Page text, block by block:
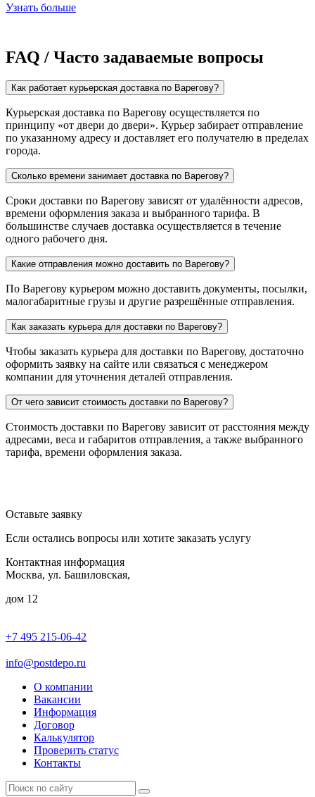
Узнать больше
FAQ / Часто задаваемые вопросы
Как работает курьерская доставка по Варегову?
Курьерская доставка по Варегову осуществляется по
принципу «от двери до двери». Курьер забирает отправление
по указанному адресу и доставляет его получателю в пределах
города.
Сколько времени занимает доставка по Варегову?
Сроки доставки по Варегову зависят от удалённости адресов,
времени оформления заказа и выбранного тарифа. В
большинстве случаев доставка осуществляется в течение
одного рабочего дня.
Какие отправления можно доставить по Варегову?
По Варегову курьером можно доставить документы, посылки,
малогабаритные грузы и другие разрешённые отправления.
Как заказать курьера для доставки по Варегову?
Чтобы заказать курьера для доставки по Варегову, достаточно
оформить заявку на сайте или связаться с менеджером
компании для уточнения деталей отправления.
От чего зависит стоимость доставки по Варегову?
Стоимость доставки по Варегову зависит от расстояния между
адресами, веса и габаритов отправления, а также выбранного
тарифа, времени оформления заказа.
Оставьте заявку
Если остались вопросы или хотите заказать услугу
Контактная информация
Москва, ул. Башиловская,
дом 12
+7 495 215-06-42
info@postdepo.ru
О компании
Вакансии
Информация
Договор
Калькулятор
Проверить статус
Контакты